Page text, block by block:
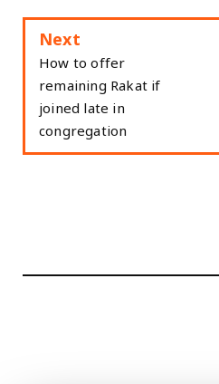
Next
How to offer
remaining Rakat if
joined late in
congregation